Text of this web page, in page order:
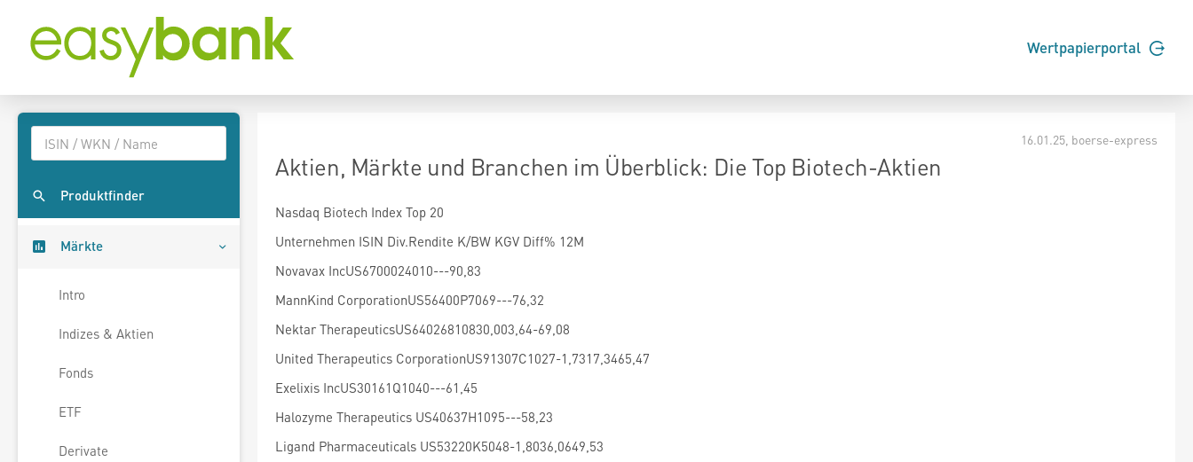
Wertpapierportal
Produktfinder
Märkte
Intro
Indizes & Aktien
Fonds
ETF
Derivate
16.01.25 , boerse-express
Aktien, Märkte und Branchen im Überblick: Die Top Biotech-Aktien
Nasdaq Biotech Index Top 20
Unternehmen ISIN Div.Rendite K/BW KGV Diff% 12M
Novavax IncUS6700024010---90,83
MannKind CorporationUS56400P7069---76,32
Nektar TherapeuticsUS64026810830,003,64-69,08
United Therapeutics CorporationUS91307C1027-1,7317,3465,47
Exelixis IncUS30161Q1040---61,45
Halozyme Therapeutics US40637H1095---58,23
Ligand Pharmaceuticals US53220K5048-1,8036,0649,53